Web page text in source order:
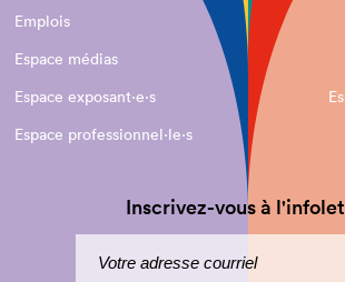
Emplois
Espace médias
Espace exposant·e⋅s
Espace professionnel·le⋅s
Inscrivez-vous à